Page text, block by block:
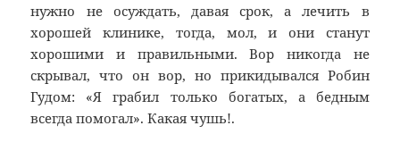
нужно не осуждать, давая срок, а лечить в
хорошей клинике, тогда, мол, и они станут
хорошими и правильными. Вор никогда не
скрывал, что он вор, но прикидывался Робин
Гудом: «Я грабил только богатых, а бедным
всегда помогал». Какая чушь!.